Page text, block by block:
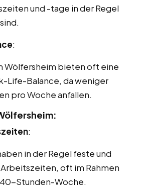
und -tage in der Regel
:
Wölfersheim bieten oft eine
Life-Balance, da weniger
pro Woche anfallen.
:
in der Regel feste und
oft im Rahmen
Stunden-Woche.